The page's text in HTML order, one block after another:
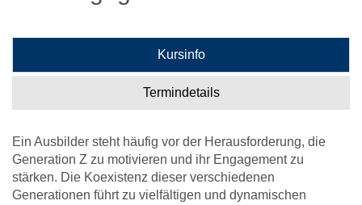
Kursinfo
Termindetails
Ein Ausbilder steht häufig vor der Herausforderung, die
Generation Z zu motivieren und ihr Engagement zu
stärken. Die Koexistenz dieser verschiedenen
Generationen führt zu vielfältigen und dynamischen